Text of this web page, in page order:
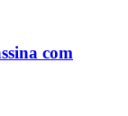
com